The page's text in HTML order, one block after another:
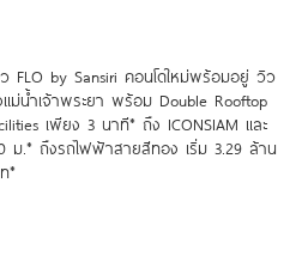
FLO by Sansiri คอนโดใหม่พร้อมอยู่ วิว
แม่น้ำเจ้าพระยา พร้อม Double Rooftop
เพียง 3 นาที* ถึง ICONSIAM และ
ม.* ถึงรถไฟฟ้าสายสีทอง เริ่ม 3.29 ล้าน
*